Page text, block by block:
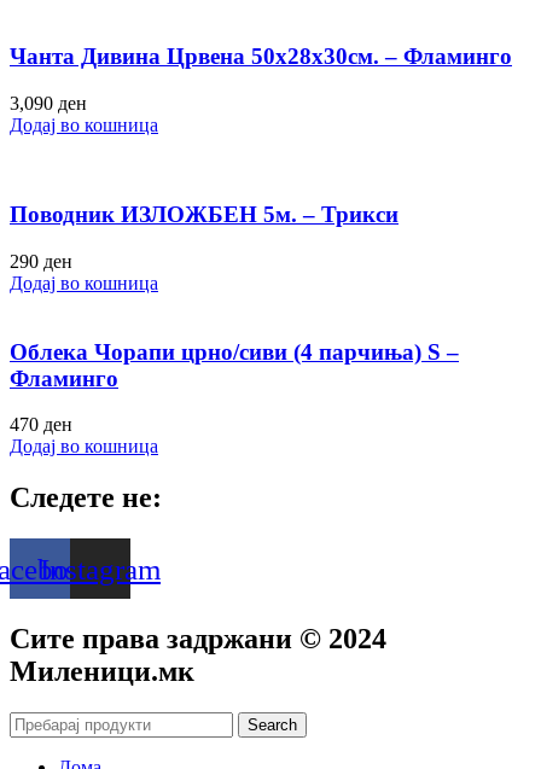
Чанта Дивина Црвена 50х28х30см. – Фламинго
3,090 ден
Додај во кошница
Поводник ИЗЛОЖБЕН 5м. – Трикси
290 ден
Додај во кошница
Облека Чорапи црно/сиви (4 парчиња) S –
Фламинго
470 ден
Додај во кошница
Следете не:
Instagram
Сите права задржани © 2024
Mиленици.мк
Search